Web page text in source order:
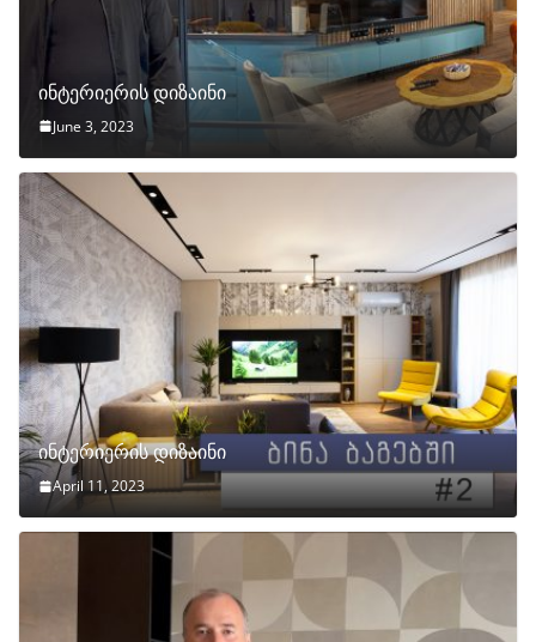
ინტერიერის დიზაინი
June 3, 2023
ინტერიერის დიზაინი
April 11, 2023